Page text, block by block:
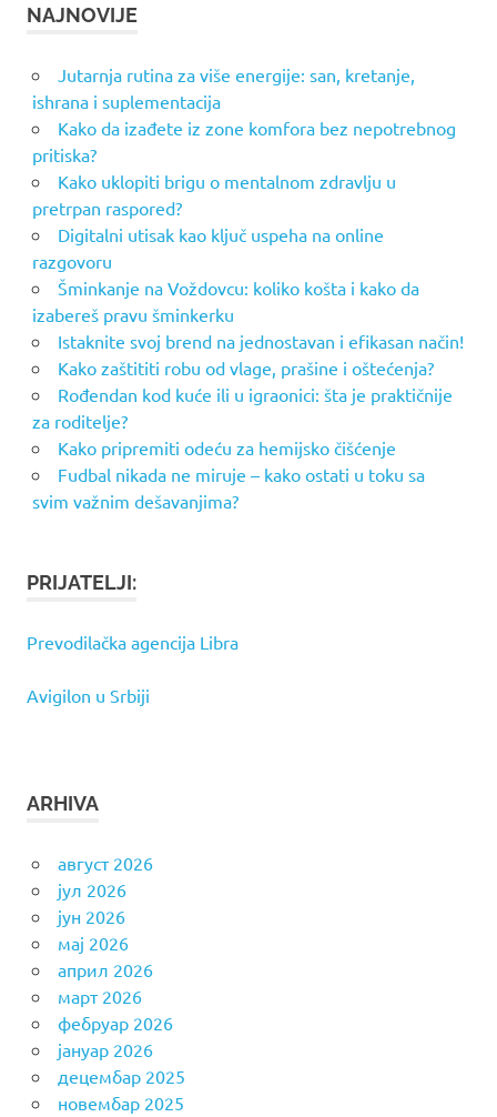
NAJNOVIJE
Jutarnja rutina za više energije: san, kretanje,
ishrana i suplementacija
Kako da izađete iz zone komfora bez nepotrebnog
pritiska?
Kako uklopiti brigu o mentalnom zdravlju u
pretrpan raspored?
Digitalni utisak kao ključ uspeha na online
razgovoru
Šminkanje na Voždovcu: koliko košta i kako da
izabereš pravu šminkerku
Istaknite svoj brend na jednostavan i efikasan način!
Kako zaštititi robu od vlage, prašine i oštećenja?
Rođendan kod kuće ili u igraonici: šta je praktičnije
za roditelje?
Kako pripremiti odeću za hemijsko čišćenje
Fudbal nikada ne miruje – kako ostati u toku sa
svim važnim dešavanjima?
PRIJATELJI:
Prevodilačka agencija Libra
Avigilon u Srbiji
ARHIVA
август 2026
јул 2026
јун 2026
мај 2026
април 2026
март 2026
фебруар 2026
јануар 2026
децембар 2025
новембар 2025